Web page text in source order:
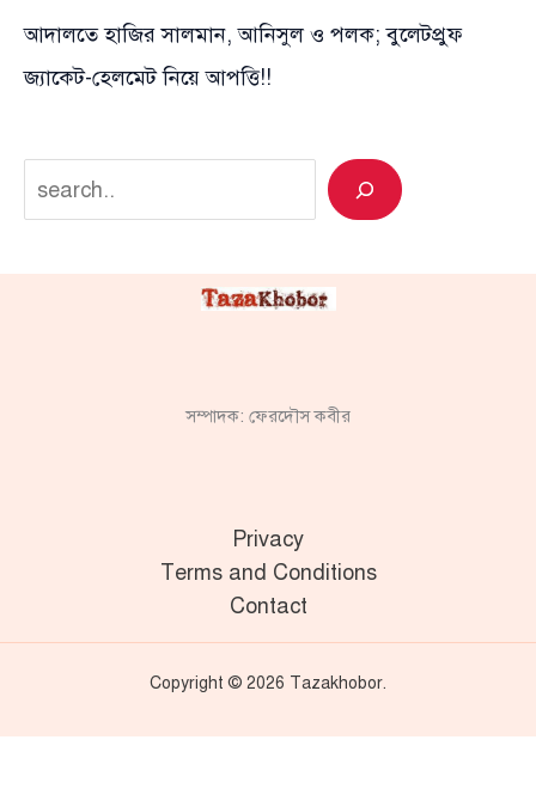
আদালতে হাজির সালমান, আনিসুল ও পলক; বুলেটপ্রুফ
জ্যাকেট-হেলমেট নিয়ে আপত্তি!!
Search
সম্পাদক: ফেরদৌস কবীর
Privacy
Terms and Conditions
Contact
Copyright © 2026 Tazakhobor.